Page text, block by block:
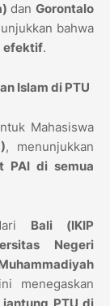
danGorontalo
bahwa
efektif.
Islam di PTU
Mahasiswa
, menunjukkan
PAI di semua
Bali (IKIP
Negeri
menegaskan